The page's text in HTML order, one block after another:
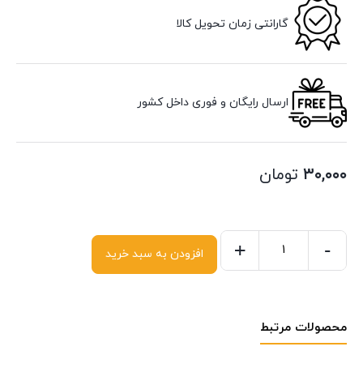
گارانتی زمان تحویل کالا
ارسال رایگان و فوری داخل کشور
۳۰,۰۰۰ تومان
-
+ افزودن به سبد خرید
محصولات مرتبط